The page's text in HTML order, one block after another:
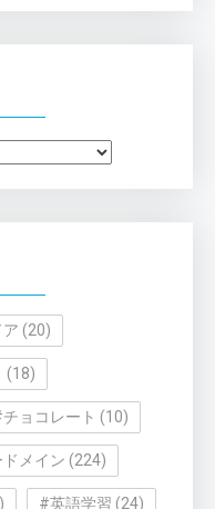
(20)
(18)
ョコレート (10)
メイン (224)
#英語学習 (24)